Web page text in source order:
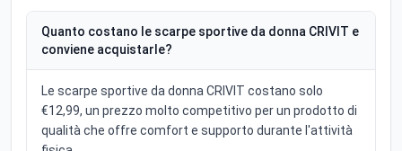
Quanto costano le scarpe sportive da donna CRIVIT e
conviene acquistarle?
Le scarpe sportive da donna CRIVIT costano solo
€12,99, un prezzo molto competitivo per un prodotto di
qualità che offre comfort e supporto durante l'attività